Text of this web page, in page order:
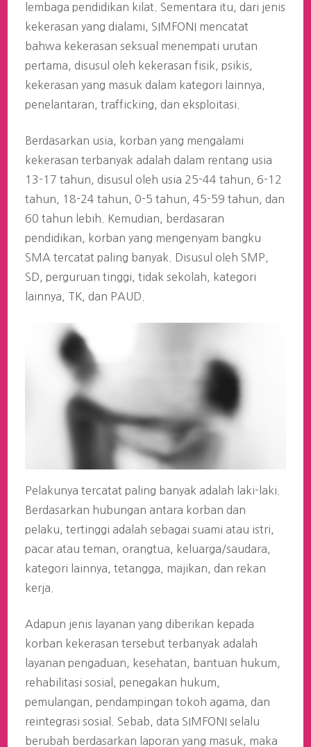
lembaga pendidikan kilat. Sementara itu, dari jenis
kekerasan yang dialami, SIMFONI mencatat
bahwa kekerasan seksual menempati urutan
pertama, disusul oleh kekerasan fisik, psikis,
kekerasan yang masuk dalam kategori lainnya,
penelantaran, trafficking, dan eksploitasi.
Berdasarkan usia, korban yang mengalami
kekerasan terbanyak adalah dalam rentang usia
13-17 tahun, disusul oleh usia 25-44 tahun, 6-12
tahun, 18-24 tahun, 0-5 tahun, 45-59 tahun, dan
60 tahun lebih. Kemudian, berdasaran
pendidikan, korban yang mengenyam bangku
SMA tercatat paling banyak. Disusul oleh SMP,
SD, perguruan tinggi, tidak sekolah, kategori
lainnya, TK, dan PAUD.
Pelakunya tercatat paling banyak adalah laki-laki.
Berdasarkan hubungan antara korban dan
pelaku, tertinggi adalah sebagai suami atau istri,
pacar atau teman, orangtua, keluarga/saudara,
kategori lainnya, tetangga, majikan, dan rekan
kerja.
Adapun jenis layanan yang diberikan kepada
korban kekerasan tersebut terbanyak adalah
layanan pengaduan, kesehatan, bantuan hukum,
rehabilitasi sosial, penegakan hukum,
pemulangan, pendampingan tokoh agama, dan
reintegrasi sosial. Sebab, data SIMFONI selalu
berubah berdasarkan laporan yang masuk, maka